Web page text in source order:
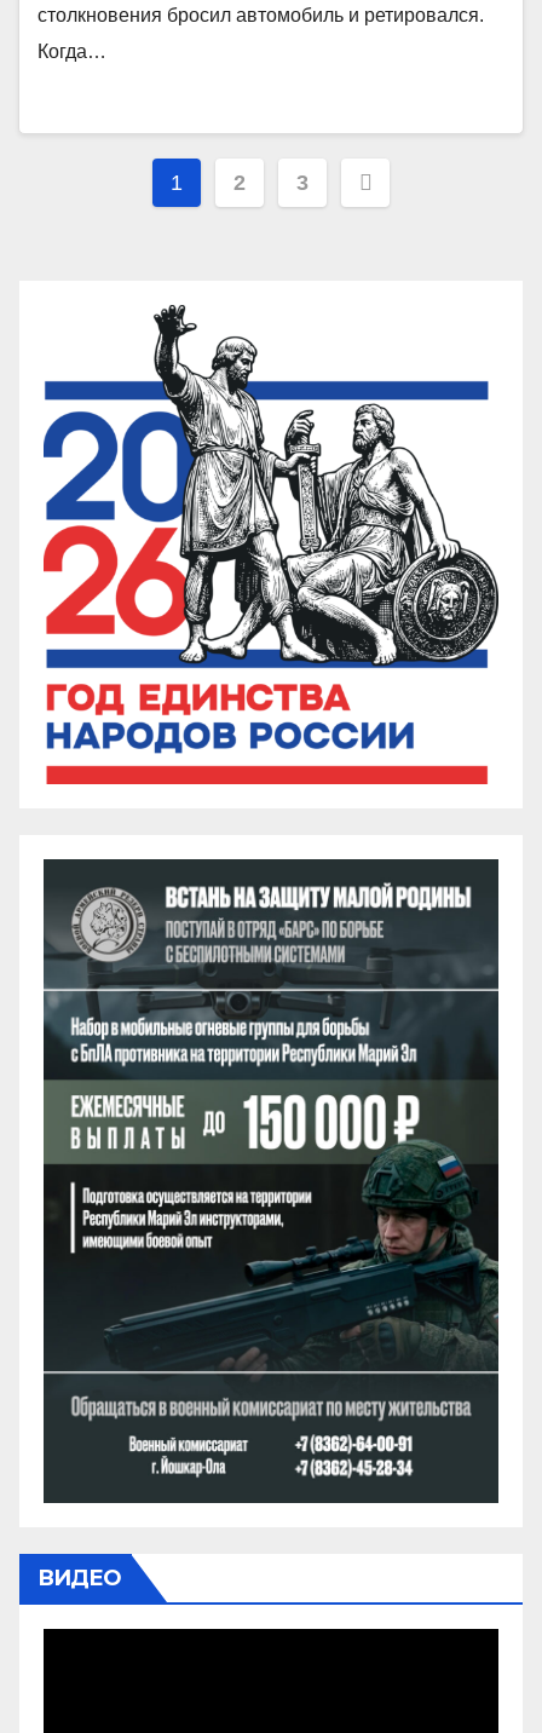
столкновения бросил автомобиль и ретировался.
Когда…
Пагинация
1 2 3
ВИДЕО